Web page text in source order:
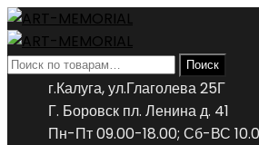
Искать: Поиск
г.Калуга, ул.Глаголева 25Г
Г. Боровск пл. Ленина д. 41
Пн-Пт 09.00-18.00; Сб-ВС